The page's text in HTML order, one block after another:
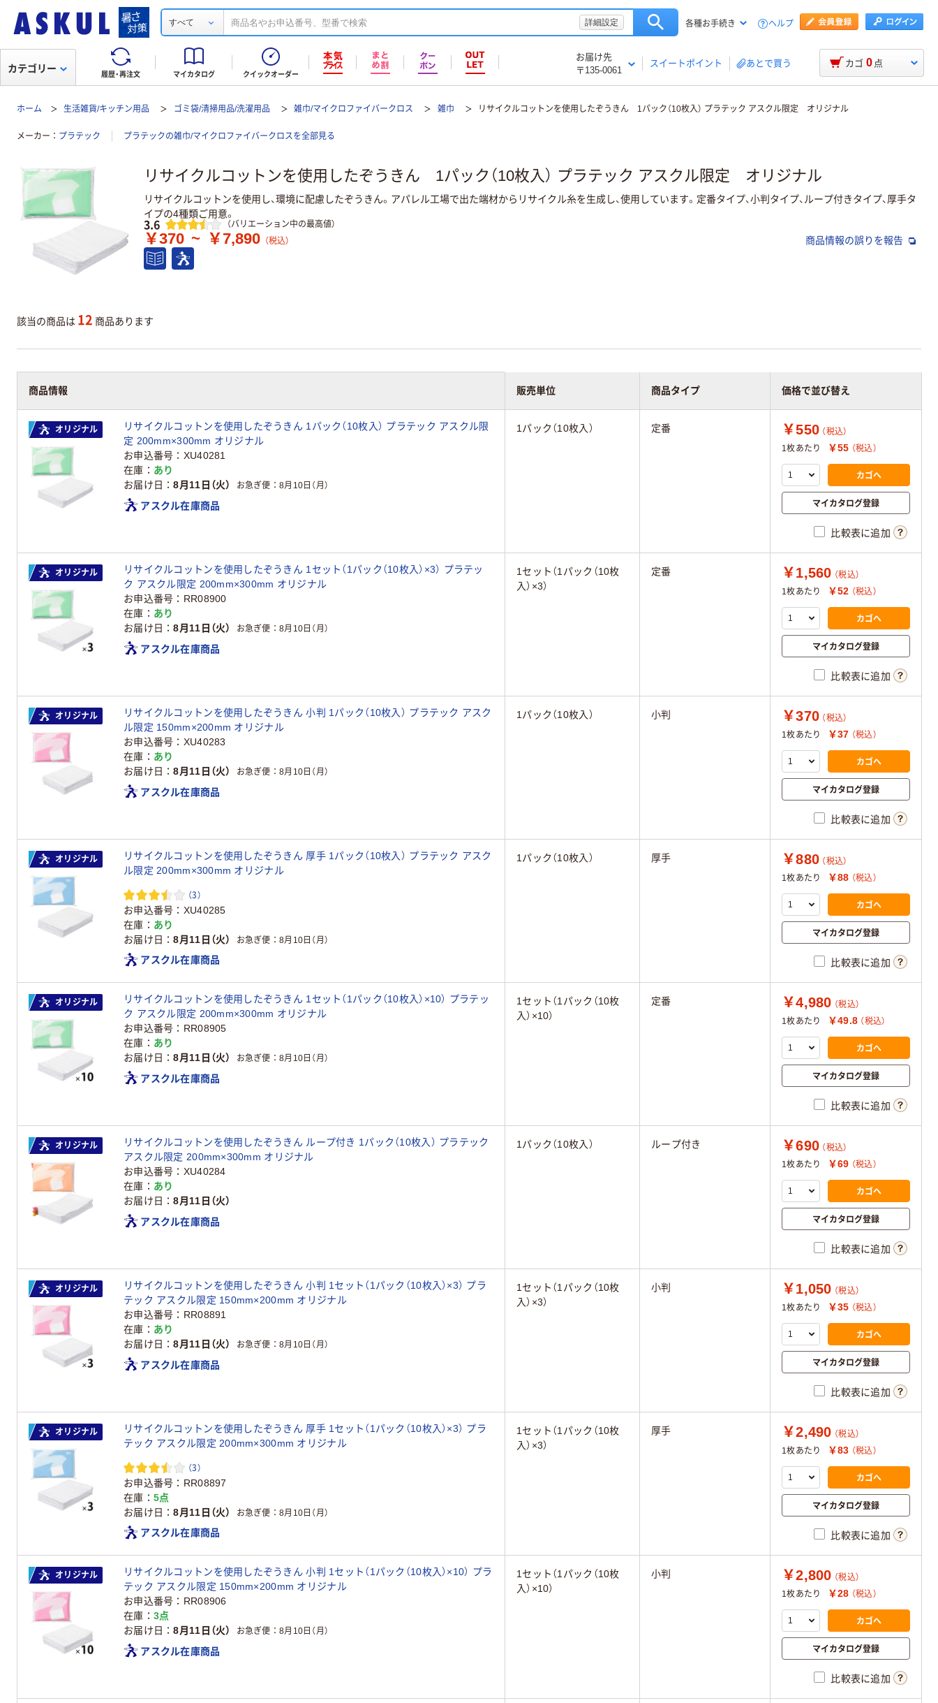
すべて 詳細設定 各種お手続き ヘルプ
履歴・再注文 マイカタログ クイックオーダー
お届け先
〒135-0061
スイートポイント あとで買う
カテゴリー カゴ 0 点
ホーム 生活雑貨/キッチン用品 ゴミ袋/清掃用品/洗濯用品 雑巾/マイクロファイバークロス 雑巾 リサイクルコットンを使用したぞうきん 1パック（10枚入） プラテック アスクル限定 オリジナル
メーカー プラテック プラテックの雑巾/マイクロファイバークロスを全部見る
リサイクルコットンを使用したぞうきん 1パック（10枚入） プラテック アスクル限定 オリジナル
リサイクルコットンを使用し、環境に配慮したぞうきん。アパレル工場で出た端材からリサイクル糸を生成し、使用しています。定番タイプ、小判タイプ、ループ付きタイプ、厚手タ
イプの4種類ご用意。
レビュー
3.6 （バリエーション中の最高値）
￥370 ~ ￥7,890 （税込） 商品情報の誤りを報告
該当の商品は 12 商品あります
商品情報 販売単位 商品タイプ 価格で並び替え
オリジナル
リサイクルコットンを使用したぞうきん 1パック（10枚入） プラテック アスクル限
定 200mm×300mm オリジナル
お申込番号
XU40281
在庫
あり
お届け日
8月11日（火） お急ぎ便 8月10日（月）
アスクル在庫商品
1パック（10枚入） 定番 ￥550 （税込）
1枚あたり
￥55 （税込）
カゴへ
マイカタログ登録
比較表に追加
オリジナル
リサイクルコットンを使用したぞうきん 1セット（1パック（10枚入）×3） プラテッ
ク アスクル限定 200mm×300mm オリジナル
お申込番号
RR08900
在庫
あり
お届け日
8月11日（火） お急ぎ便 8月10日（月）
アスクル在庫商品
1セット（1パック（10枚
入）×3）
定番 ￥1,560 （税込）
1枚あたり
￥52 （税込）
カゴへ
マイカタログ登録
比較表に追加
オリジナル
リサイクルコットンを使用したぞうきん 小判 1パック（10枚入） プラテック アスク
ル限定 150mm×200mm オリジナル
お申込番号
XU40283
在庫
あり
お届け日
8月11日（火） お急ぎ便 8月10日（月）
アスクル在庫商品
1パック（10枚入） 小判 ￥370 （税込）
1枚あたり
￥37 （税込）
カゴへ
マイカタログ登録
比較表に追加
オリジナル
リサイクルコットンを使用したぞうきん 厚手 1パック（10枚入） プラテック アスク
ル限定 200mm×300mm オリジナル
（3）
お申込番号
XU40285
在庫
あり
お届け日
8月11日（火） お急ぎ便 8月10日（月）
アスクル在庫商品
1パック（10枚入） 厚手 ￥880 （税込）
1枚あたり
￥88 （税込）
カゴへ
マイカタログ登録
比較表に追加
オリジナル
リサイクルコットンを使用したぞうきん 1セット（1パック（10枚入）×10） プラテッ
ク アスクル限定 200mm×300mm オリジナル
お申込番号
RR08905
在庫
あり
お届け日
8月11日（火） お急ぎ便 8月10日（月）
アスクル在庫商品
1セット（1パック（10枚
入）×10）
定番 ￥4,980 （税込）
1枚あたり
￥49.8 （税込）
カゴへ
マイカタログ登録
比較表に追加
オリジナル
リサイクルコットンを使用したぞうきん ループ付き 1パック（10枚入） プラテック
アスクル限定 200mm×300mm オリジナル
お申込番号
XU40284
在庫
あり
お届け日
8月11日（火）
アスクル在庫商品
1パック（10枚入） ループ付き ￥690 （税込）
1枚あたり
￥69 （税込）
カゴへ
マイカタログ登録
比較表に追加
オリジナル
リサイクルコットンを使用したぞうきん 小判 1セット（1パック（10枚入）×3） プラ
テック アスクル限定 150mm×200mm オリジナル
お申込番号
RR08891
在庫
あり
お届け日
8月11日（火） お急ぎ便 8月10日（月）
アスクル在庫商品
1セット（1パック（10枚
入）×3）
小判 ￥1,050 （税込）
1枚あたり
￥35 （税込）
カゴへ
マイカタログ登録
比較表に追加
オリジナル
リサイクルコットンを使用したぞうきん 厚手 1セット（1パック（10枚入）×3） プラ
テック アスクル限定 200mm×300mm オリジナル
（3）
お申込番号
RR08897
在庫
5点
お届け日
8月11日（火） お急ぎ便 8月10日（月）
アスクル在庫商品
1セット（1パック（10枚
入）×3）
厚手 ￥2,490 （税込）
1枚あたり
￥83 （税込）
カゴへ
マイカタログ登録
比較表に追加
オリジナル
リサイクルコットンを使用したぞうきん 小判 1セット（1パック（10枚入）×10） プラ
テック アスクル限定 150mm×200mm オリジナル
お申込番号
RR08906
在庫
3点
お届け日
8月11日（火） お急ぎ便 8月10日（月）
アスクル在庫商品
1セット（1パック（10枚
入）×10）
小判 ￥2,800 （税込）
1枚あたり
￥28 （税込）
カゴへ
マイカタログ登録
比較表に追加